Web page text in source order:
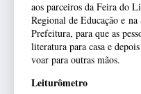
aos parceiros da Feira do
Regional de Educação e na
Prefeitura, para que as
literatura para casa e depois
voar para outras mãos.
Leiturômetro